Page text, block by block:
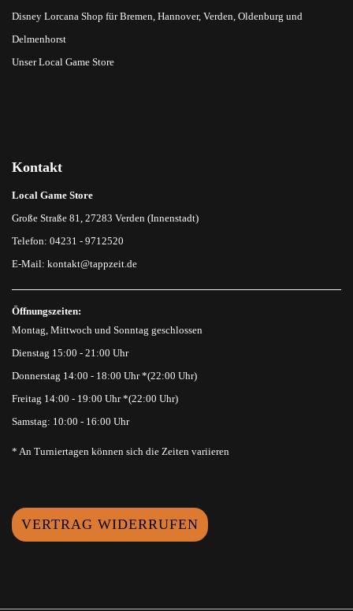
Disney Lorcana Shop für Bremen, Hannover, Verden, Oldenburg und
Delmenhorst
Unser Local Game Store
Kontakt
Local Game Store
Große Straße 81, 27283 Verden (Innenstadt)
Telefon: 04231 - 9712520
E-Mail: kontakt@tappzeit.de
Öffnungszeiten:
Montag, Mittwoch und Sonntag geschlossen
Dienstag 15:00 - 21:00 Uhr
Donnerstag 14:00 - 18:00 Uhr *(22:00 Uhr)
Freitag 14:00 - 19:00 Uhr *(22:00 Uhr)
Samstag: 10:00 - 16:00 Uhr
* An Turniertagen können sich die Zeiten variieren
VERTRAG WIDERRUFEN